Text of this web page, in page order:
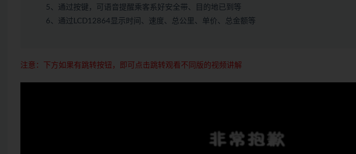
5、通过按键，可语音提醒乘客系好安全带、目的地已到等
6、通过LCD12864显示时间、速度、总公里、单价、总金额等
注意：下方如果有跳转按钮，即可点击跳转观看不同版的视频讲解